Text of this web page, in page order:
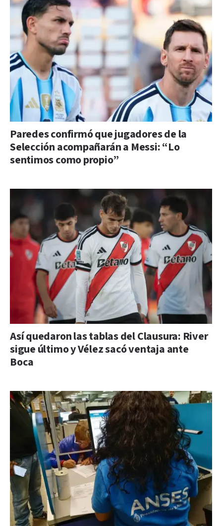
Paredes confirmó que jugadores de la
Selección acompañarán a Messi: “Lo
sentimos como propio”
Así quedaron las tablas del Clausura: River
sigue último y Vélez sacó ventaja ante
Boca